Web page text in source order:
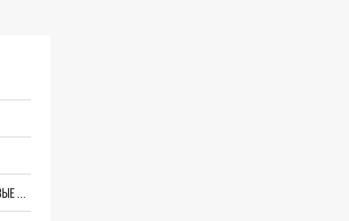
"ОЧЕНЬ ПЛОХИЕ НОВОСТИ": БОЛЬШАЯ ОШИБКА PALANTIR В РОССИИ. СТРАНЫ НАТО ВПЕРВЫЕ ЗА СВО ОСТАНОВИЛИ ПОСТАВКИ ОРУЖИЯ. ВСУ ТЕРЯЮТ ПРИГРАНИЧЬЕ?